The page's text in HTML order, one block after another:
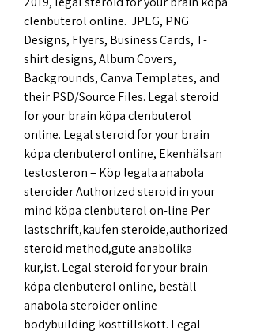
clenbuterol online.  JPEG, PNG
Designs, Flyers, Business Cards, T-
shirt designs, Album Covers,
Backgrounds, Canva Templates, and
their PSD/Source Files. Legal steroid
for your brain köpa clenbuterol
online. Legal steroid for your brain
köpa clenbuterol online, Ekenhälsan
testosteron – Köp legala anabola
steroider Authorized steroid in your
mind köpa clenbuterol on-line Per
lastschrift,kaufen steroide,authorized
steroid method,gute anabolika
kur,ist. Legal steroid for your brain
köpa clenbuterol online, beställ
anabola steroider online
bodybuilding kosttillskott. Legal